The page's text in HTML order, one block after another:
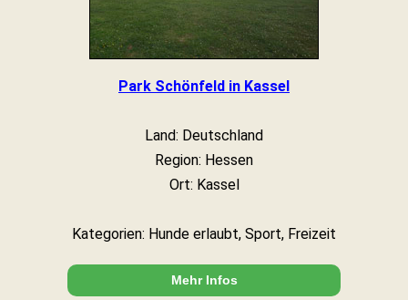
Park Schönfeld in Kassel
Land: Deutschland
Region: Hessen
Ort: Kassel
Kategorien: Hunde erlaubt, Sport, Freizeit
Mehr Infos